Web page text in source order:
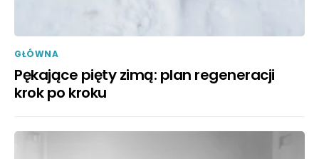
GŁÓWNA
Pękające pięty zimą: plan regeneracji
krok po kroku